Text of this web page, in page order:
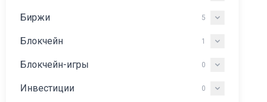
Биржи 5
Блокчейн 1
Блокчейн-игры 0
Инвестиции 0